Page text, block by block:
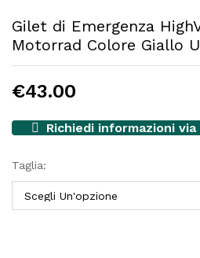
Gilet di Emergenza
Motorrad Colore Giallo
€43.00
Richiedi informazioni
Taglia: